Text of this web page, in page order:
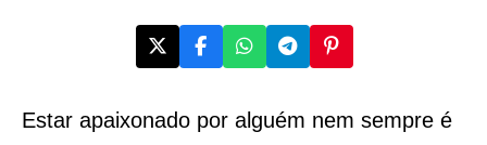
Estar apaixonado por alguém nem sempre é